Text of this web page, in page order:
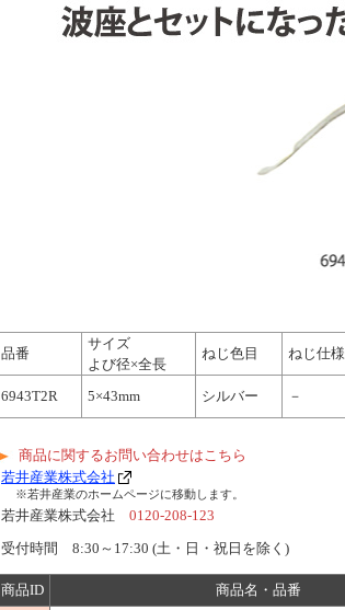
品番
サイズ
よび径×全長
ねじ色目 ねじ仕様
6943T2R 5×43mm シルバー －
商品に関するお問い合わせはこちら
若井産業株式会社
※若井産業のホームページに移動します。
若井産業株式会社 0120-208-123
受付時間 8:30～17:30 (土・日・祝日を除く)
商品ID 商品名・品番